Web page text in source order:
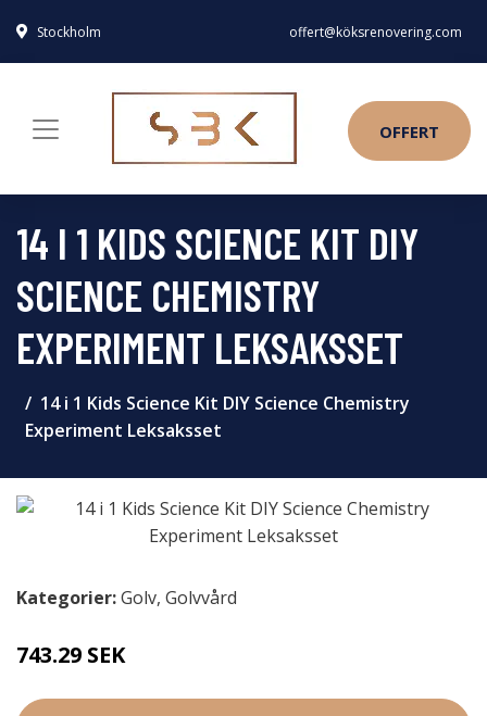
Stockholm offert@köksrenovering.com
OFFERT
14 I 1 KIDS SCIENCE KIT DIY
SCIENCE CHEMISTRY
EXPERIMENT LEKSAKSSET
14 i 1 Kids Science Kit DIY Science Chemistry
Experiment Leksaksset
Kategorier:Golv, Golvvård
743.29 SEK